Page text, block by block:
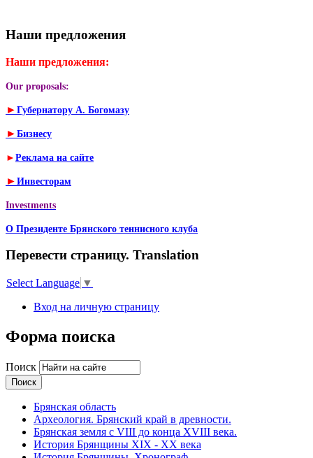
Наши предложения
Наши предложения:
Our proposals:
► Губернатору А. Богомазу
► Бизнесу
► Реклама на сайте
► Инвесторам
Investments
О Президенте Брянского теннисного клуба
Перевести страницу. Translation
Select Language ▼
Вход на личную страницу
Форма поиска
Поиск
Брянская область
Археология. Брянский край в древности.
Брянская земля с VIII до конца XVIII века.
История Брянщины XIX - XX века